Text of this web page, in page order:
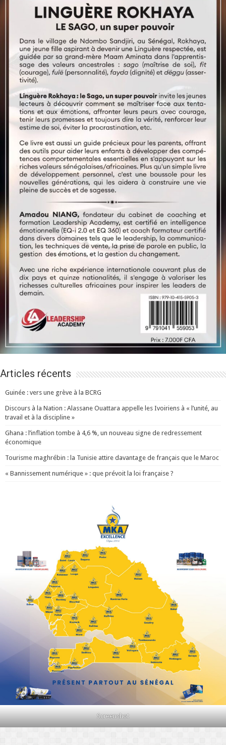
Articles récents
Guinée : vers une grève à la BCRG
Discours à la Nation : Alassane Ouattara appelle les Ivoiriens à « l’unité, au
travail et à la discipline »
Ghana : l’inflation tombe à 4,6 %, un nouveau signe de redressement
économique
Tourisme maghrébin : la Tunisie attire davantage de français que le Maroc
« Bannissement numérique » : que prévoit la loi française ?
Screenshot